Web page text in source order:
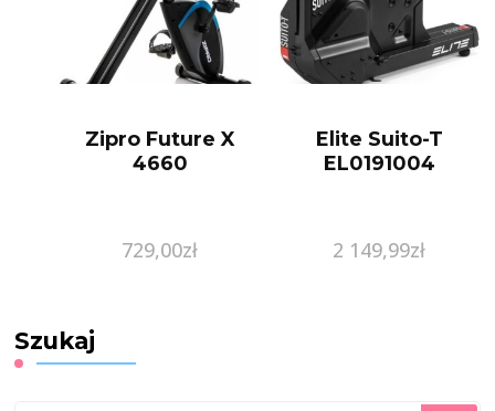
Zipro Future X
4660
729,00zł
Elite Suito-T
EL0191004
2 149,99zł
Szukaj